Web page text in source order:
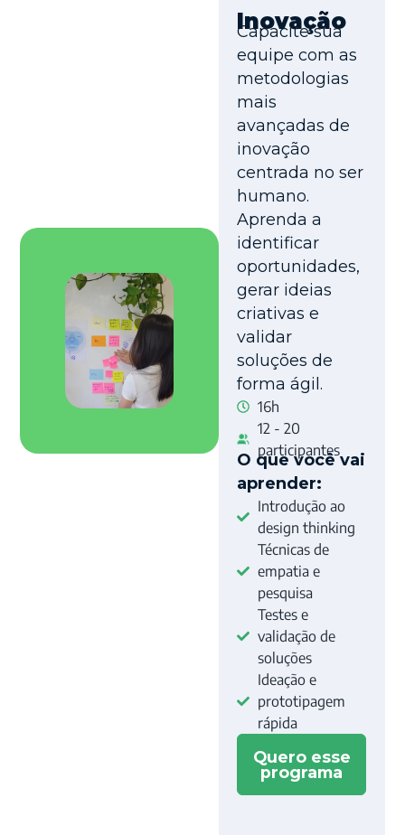
Inovação
Capacite sua
equipe com as
metodologias
mais
avançadas de
inovação
centrada no ser
humano.
Aprenda a
identificar
oportunidades,
gerar ideias
criativas e
validar
soluções de
forma ágil.
16h
12 - 20
participantes
O que você vai
aprender:
Introdução ao
design thinking
Técnicas de
empatia e
pesquisa
Testes e
validação de
soluções
Ideação e
prototipagem
rápida
Quero esse
programa